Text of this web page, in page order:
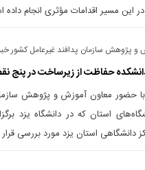
این مسیر اقدامات مؤثری انجام
و پژوهش سازمان پدافند غیرعامل کشور
حفاظت از زیرساخت در پنج
حضور معاون آموزش و پژوهش
استان که در دانشگاه یزد
دانشگاهی استان یزد مورد بررسی